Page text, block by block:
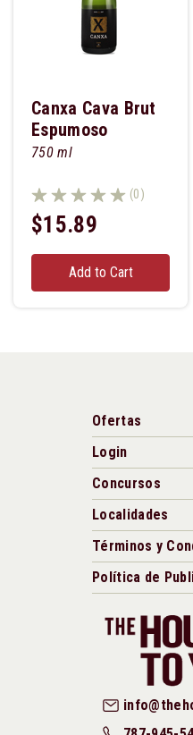
Canxa Cava Brut
Espumoso
750 ml
(0)
$15.89
Add to Cart
Ofertas
Login
Concursos
Localidades
Términos y
Política de